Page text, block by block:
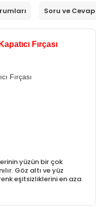
Soru ve Cevap
Fırçası
Fırçası
yüzün bir çok
Göz altı ve yüz
eşitsizliklerini en aza